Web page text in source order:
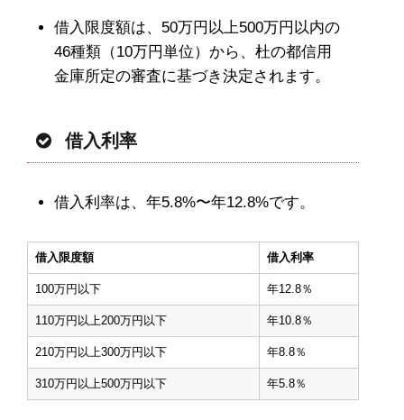
借入限度額は、50万円以上500万円以内の
46種類（10万円単位）から、杜の都信用
金庫所定の審査に基づき決定されます。
借入利率
借入利率は、年5.8%〜年12.8%です。
借入限度額 借入利率
100万円以下 年12.8％
110万円以上200万円以下 年10.8％
210万円以上300万円以下 年8.8％
310万円以上500万円以下 年5.8％